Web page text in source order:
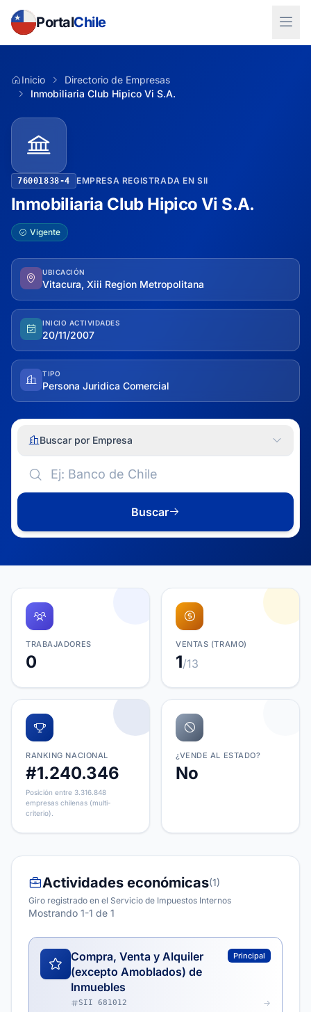
PortalChile
Inicio
Directorio de Empresas
Inmobiliaria Club Hipico Vi S.A.
76001838-4 EMPRESA REGISTRADA EN SII
Inmobiliaria Club Hipico Vi S.A.
Vigente
UBICACIÓN
Vitacura, Xiii Region Metropolitana
INICIO ACTIVIDADES
20/11/2007
TIPO
Persona Juridica Comercial
Buscar por Empresa
Buscar
TRABAJADORES
0
VENTAS (TRAMO)
1/13
RANKING NACIONAL
#1.240.346
Posición entre 3.316.848
empresas chilenas (multi-
criterio).
¿VENDE AL ESTADO?
No
Actividades económicas(1)
Giro registrado en el Servicio de Impuestos Internos
Mostrando 1-1 de 1
Compra, Venta y Alquiler
(excepto Amoblados) de
Inmuebles
Principal
SII 681012